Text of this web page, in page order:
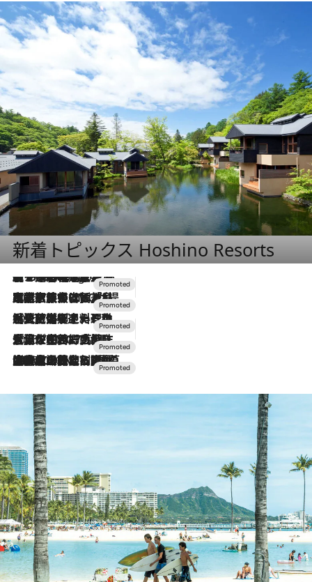
新着トピックス Hoshino Resorts
3 Hours Ago
【トンボの足水浴】ヒノキの香りに包まれて涼感マックス！約13℃の湧水かけ流しを避暑地「星野温泉 トンボの湯」で体験
2026.7.31
【ホテル帰省】という選択肢をOMOが提案。家族とほどよい距離を保つには「昼は実家、夜は気兼ねなくホテルで！」
2026.7.24
【夏限定ディナーコース】旬を迎える稚鮎や花ズッキーニなどをイタリア・トスカーナの郷土料理の手法で満喫！
2026.7.17
「土佐和ハーブかき氷」がOMO7高知に登場！生姜、山椒、大葉など目にも舌にも涼を呼ぶ郷土の味
2026.7.10
NEW OPEN！【界 草津】名湯の地に誕生。趣の異なる2種の温泉と上州ならではの会席・蕎麦割烹など美食を味わう究極の癒やし旅